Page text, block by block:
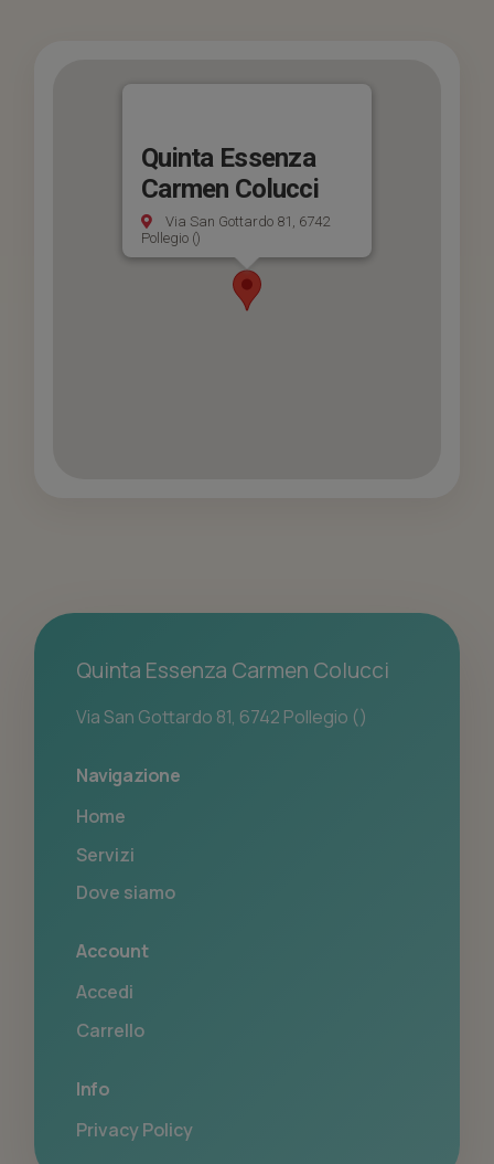
Quinta Essenza
Carmen Colucci
Via San Gottardo 81, 6742
Pollegio ()
Quinta Essenza Carmen Colucci
Via San Gottardo 81, 6742 Pollegio ()
Navigazione
Home
Servizi
Dove siamo
Account
Accedi
Carrello
Info
Privacy Policy